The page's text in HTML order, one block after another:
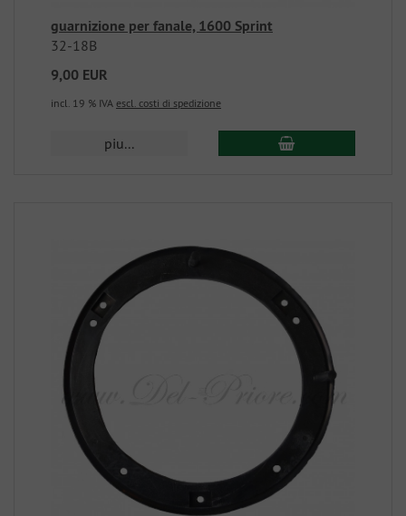
guarnizione per fanale, 1600 Sprint
32-18B
9,00 EUR
incl. 19 % IVA escl. costi di spedizione
piu...